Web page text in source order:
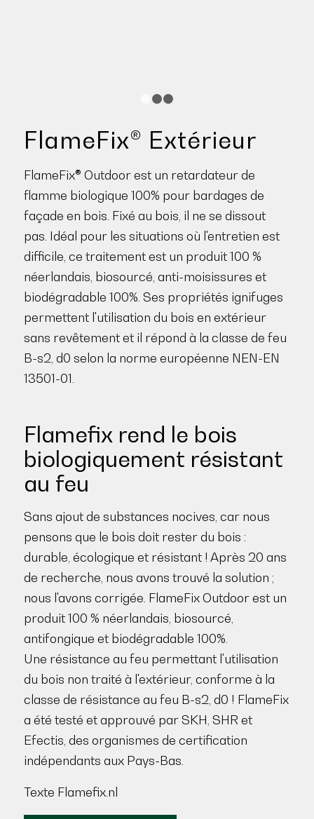
FlameFix® Extérieur
FlameFix® Outdoor est un retardateur de
flamme biologique 100% pour bardages de
façade en bois. Fixé au bois, il ne se dissout
pas. Idéal pour les situations où l'entretien est
difficile, ce traitement est un produit 100 %
néerlandais, biosourcé, anti-moisissures et
biodégradable 100%. Ses propriétés ignifuges
permettent l'utilisation du bois en extérieur
sans revêtement et il répond à la classe de feu
B-s2, d0 selon la norme européenne NEN-EN
13501-01.
Flamefix rend le bois
biologiquement résistant
au feu
Sans ajout de substances nocives, car nous
pensons que le bois doit rester du bois :
durable, écologique et résistant ! Après 20 ans
de recherche, nous avons trouvé la solution ;
nous l'avons corrigée. FlameFix Outdoor est un
produit 100 % néerlandais, biosourcé,
antifongique et biodégradable 100%.
Une résistance au feu permettant l'utilisation
du bois non traité à l'extérieur, conforme à la
classe de résistance au feu B-s2, d0 ! FlameFix
a été testé et approuvé par SKH, SHR et
Efectis, des organismes de certification
indépendants aux Pays-Bas.
Texte Flamefix.nl